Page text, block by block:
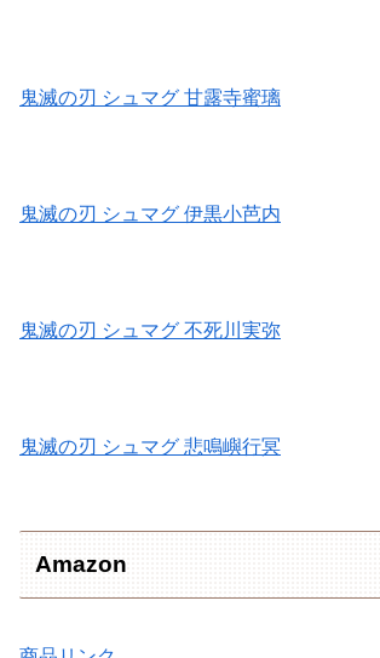
鬼滅の刃 シュマグ 甘露寺蜜璃
鬼滅の刃 シュマグ 伊黒小芭内
鬼滅の刃 シュマグ 不死川実弥
鬼滅の刃 シュマグ 悲鳴嶼行冥
Amazon